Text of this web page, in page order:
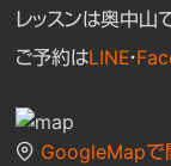
レッスンは奥中山
ご予約はLINE・
GoogleMapで